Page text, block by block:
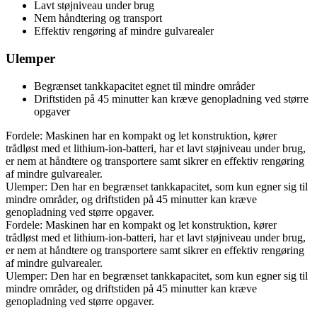
Lavt støjniveau under brug
Nem håndtering og transport
Effektiv rengøring af mindre gulvarealer
Ulemper
Begrænset tankkapacitet egnet til mindre områder
Driftstiden på 45 minutter kan kræve genopladning ved større
opgaver
Fordele: Maskinen har en kompakt og let konstruktion, kører
trådløst med et lithium-ion-batteri, har et lavt støjniveau under brug,
er nem at håndtere og transportere samt sikrer en effektiv rengøring
af mindre gulvarealer.
Ulemper: Den har en begrænset tankkapacitet, som kun egner sig til
mindre områder, og driftstiden på 45 minutter kan kræve
genopladning ved større opgaver.
Fordele: Maskinen har en kompakt og let konstruktion, kører
trådløst med et lithium-ion-batteri, har et lavt støjniveau under brug,
er nem at håndtere og transportere samt sikrer en effektiv rengøring
af mindre gulvarealer.
Ulemper: Den har en begrænset tankkapacitet, som kun egner sig til
mindre områder, og driftstiden på 45 minutter kan kræve
genopladning ved større opgaver.